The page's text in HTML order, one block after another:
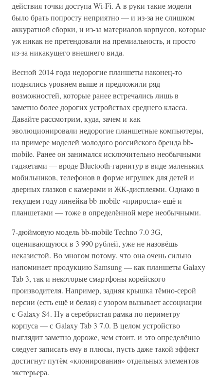
действия точки доступа Wi-Fi. А в руки такие модели
было брать попросту неприятно — и из-за не слишком
аккуратной сборки, и из-за материалов корпусов, которые
уж никак не претендовали на премиальность, и просто
из-за никакущего внешнего вида.
Весной 2014 года недорогие планшеты наконец-то
поднялись уровнем выше и предложили ряд
возможностей, которые ранее встречались лишь в
заметно более дорогих устройствах среднего класса.
Давайте рассмотрим, куда, зачем и как
эволюционировали недорогие планшетные компьютеры,
на примере моделей молодого российского бренда bb-
mobile. Ранее он занимался исключительно необычными
гаджетами — вроде Bluetooth-гарнитур в виде маленьких
мобильников, телефонов в форме игрушек для детей и
дверных глазков с камерами и ЖК-дисплеями. Однако в
текущем году линейка bb-mobile «приросла» ещё и
планшетами — тоже в определённой мере необычными.
7-дюймовую модель bb-mobile Techno 7.0 3G,
оценивающуюся в 3 990 рублей, уже не назовёшь
неказистой. Во многом потому, что она очень сильно
напоминает продукцию Samsung — как планшеты Galaxy
Tab 3, так и некоторые смартфоны корейского
производителя. Например, задняя крышка тёмно-серой
версии (есть ещё и белая) с узором вызывает ассоциации
с Galaxy S4. Ну а серебристая рамка по периметру
корпуса — с Galaxy Tab 3 7.0. В целом устройство
выглядит заметно дороже, чем стоит, и это определённо
следует записать ему в плюсы, пусть даже такой эффект
достигнут путём «клонирования» отдельных элементов
экстерьера.